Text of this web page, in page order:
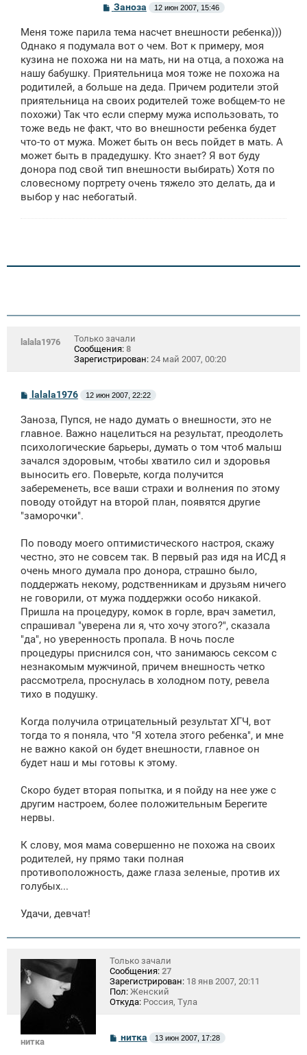
С
б
щ
н
и
Заноза 12 июн 2007, 15:46
Меня тоже парила тема насчет внешности ребенка)))
Однако я подумала вот о чем. Вот к примеру, моя
кузина не похожа ни на мать, ни на отца, а похожа на
нашу бабушку. Приятельница моя тоже не похожа на
родитилей, а больше на деда. Причем родители этой
приятельница на своих родителей тоже вобщем-то не
похожи) Так что если сперму мужа использовать, то
тоже ведь не факт, что во внешности ребенка будет
что-то от мужа. Может быть он весь пойдет в мать. А
может быть в прадедушку. Кто знает? Я вот буду
донора под свой тип внешности выбирать) Хотя по
словесному портрету очень тяжело это делать, да и
выбор у нас небогатый.
lalala1976
Только зачали
Сообщения: 8
Зарегистрирован: 24 май 2007, 00:20
С
о
б
щ
н
и
lalala1976 12 июн 2007, 22:22
Заноза, Пупся, не надо думать о внешности, это не
главное. Важно нацелиться на результат, преодолеть
психологические барьеры, думать о том чтоб малыш
зачался здоровым, чтобы хватило сил и здоровья
выносить его. Поверьте, когда получится
забеременеть, все ваши страхи и волнения по этому
поводу отойдут на второй план, появятся другие
"заморочки".
По поводу моего оптимистического настроя, скажу
честно, это не совсем так. В первый раз идя на ИСД я
очень много думала про донора, страшно было,
поддержать некому, родственникам и друзьям ничего
не говорили, от мужа поддержки особо никакой.
Пришла на процедуру, комок в горле, врач заметил,
спрашивал "уверена ли я, что хочу этого?", сказала
"да", но уверенность пропала. В ночь после
процедуры приснился сон, что занимаюсь сексом с
незнакомым мужчиной, причем внешность четко
рассмотрела, проснулась в холодном поту, ревела
тихо в подушку.
Когда получила отрицательный результат ХГЧ, вот
тогда то я поняла, что "Я хотела этого ребенка", и мне
не важно какой он будет внешности, главное он
будет наш и мы готовы к этому.
Скоро будет вторая попытка, и я пойду на нее уже с
другим настроем, более положительным Берегите
нервы.
К слову, моя мама совершенно не похожа на своих
родителей, ну прямо таки полная
противоположность, даже глаза зеленые, против их
голубых...
Удачи, девчат!
нитка
Только зачали
Сообщения: 27
Зарегистрирован: 18 янв 2007, 20:11
Пол: Женский
Откуда: Россия, Тула
С
о
нитка 13 июн 2007, 17:28